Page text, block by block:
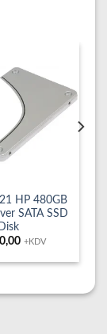
HP 480GB
SATA SSD
Disk
+KDV